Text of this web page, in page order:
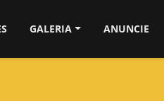
GALERIA ANUNCIE